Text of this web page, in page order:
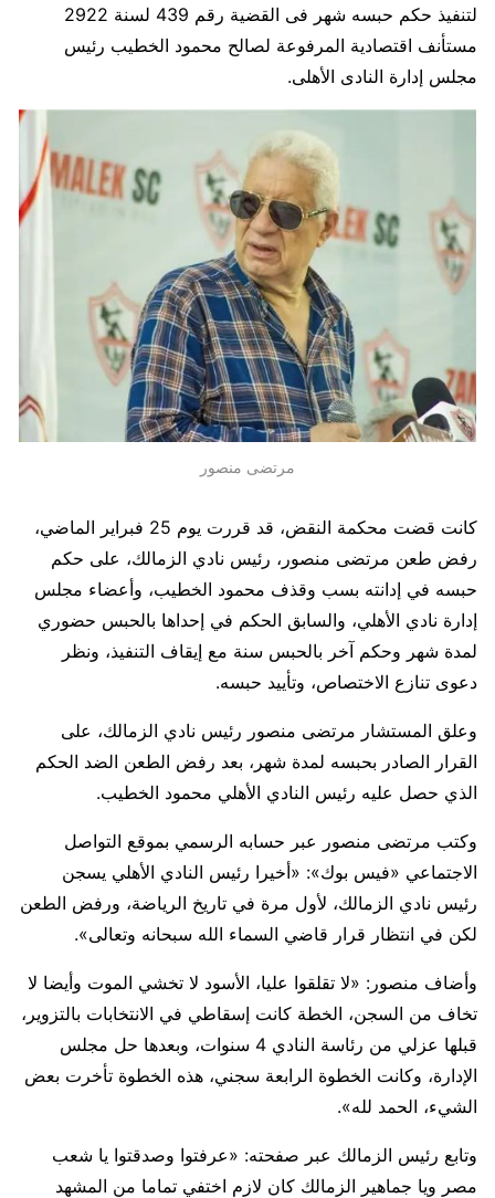
لتنفيذ حكم حبسه شهر فى القضية رقم 439 لسنة 2922
مستأنف اقتصادية المرفوعة لصالح محمود الخطيب رئيس
مجلس إدارة النادى الأهلى.
مرتضى منصور
كانت قضت محكمة النقض، قد قررت يوم 25 فبراير الماضي،
رفض طعن مرتضى منصور، رئيس نادي الزمالك، على حكم
حبسه في إدانته بسب وقذف محمود الخطيب، وأعضاء مجلس
إدارة نادي الأهلي، والسابق الحكم في إحداها بالحبس حضوري
لمدة شهر وحكم آخر بالحبس سنة مع إيقاف التنفيذ، ونظر
دعوى تنازع الاختصاص، وتأييد حبسه.
وعلق المستشار مرتضى منصور رئيس نادي الزمالك، على
القرار الصادر بحبسه لمدة شهر، بعد رفض الطعن الضد الحكم
الذي حصل عليه رئيس النادي الأهلي محمود الخطيب.
وكتب مرتضى منصور عبر حسابه الرسمي بموقع التواصل
الاجتماعي «فيس بوك»: «أخيرا رئيس النادي الأهلي يسجن
رئيس نادي الزمالك، لأول مرة في تاريخ الرياضة، ورفض الطعن
لكن في انتظار قرار قاضي السماء الله سبحانه وتعالى».
وأضاف منصور: «لا تقلقوا عليا، الأسود لا تخشي الموت وأيضا لا
تخاف من السجن، الخطة كانت إسقاطي في الانتخابات بالتزوير،
قبلها عزلي من رئاسة النادي 4 سنوات، وبعدها حل مجلس
الإدارة، وكانت الخطوة الرابعة سجني، هذه الخطوة تأخرت بعض
الشيء، الحمد لله».
وتابع رئيس الزمالك عبر صفحته: «عرفتوا وصدقتوا يا شعب
مصر ويا جماهير الزمالك كان لازم اختفي تماما من المشهد